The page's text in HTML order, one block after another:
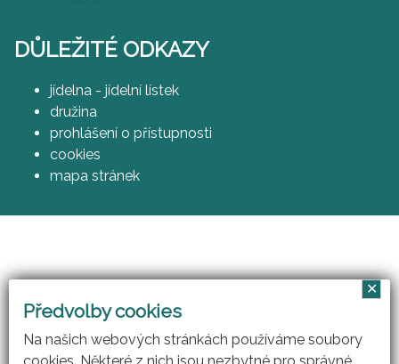
DŮLEŽITÉ ODKAZY
jídelna - jídelní lístek
družina
prohlášení o přístupnosti
cookies
mapa stránek
(CZ.1.07/1.3.00/51.0007)
Předvolby cookies
Na našich webových stránkách používáme soubory
✕